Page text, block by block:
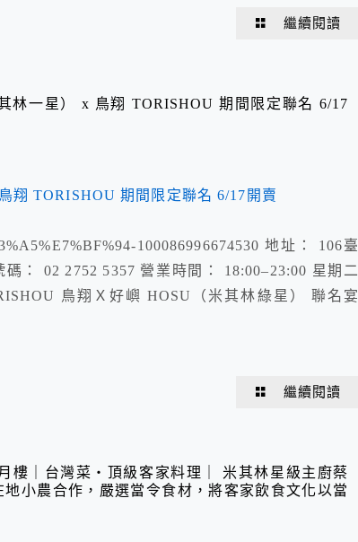
繼續閱讀
林一星） x 鳥翔 TORISHOU 期間限定聯名 6/17
100086996674530 地址： 106臺
： 02 2752 5357 營業時間： 18:00–23:00 星期二
鳥翔Ｘ好嶼 HOSU（米其林綠星） 聯名宴
繼續閱讀
樓｜台灣菜・頂級客家料理｜ 米其林星級主廚蔡
小農合作，嚴選當令食材，將客家飲食文化以當